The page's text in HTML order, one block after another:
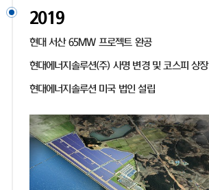
2019
현대 서산 65MW 프로젝트 완공
현대에너지솔루션(주) 사명 변경 및 코스피 상장
현대에너지솔루션 미국 법인 설립